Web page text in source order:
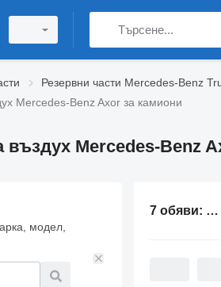
Резервни части Mercedes-Benz
Mercedes-Benz Axor за камиони
въздух Mercedes-Benz
модел,
7 обяви: